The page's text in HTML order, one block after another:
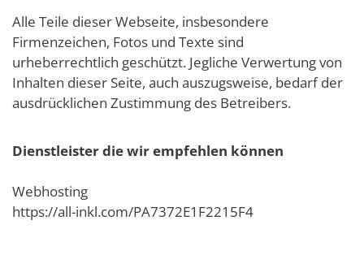
Alle Teile dieser Webseite, insbesondere
Firmenzeichen, Fotos und Texte sind
urheberrechtlich geschützt. Jegliche Verwertung von
Inhalten dieser Seite, auch auszugsweise, bedarf der
ausdrücklichen Zustimmung des Betreibers.
Dienstleister die wir empfehlen können
Webhosting
https://all-inkl.com/PA7372E1F2215F4